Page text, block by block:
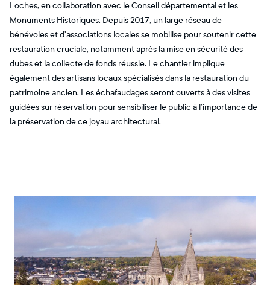
Loches, en collaboration avec le Conseil départemental et les
Monuments Historiques. Depuis 2017, un large réseau de
bénévoles et d’associations locales se mobilise pour soutenir cette
restauration cruciale, notamment après la mise en sécurité des
dubes et la collecte de fonds réussie. Le chantier implique
également des artisans locaux spécialisés dans la restauration du
patrimoine ancien. Les échafaudages seront ouverts à des visites
guidées sur réservation pour sensibiliser le public à l’importance de
la préservation de ce joyau architectural.